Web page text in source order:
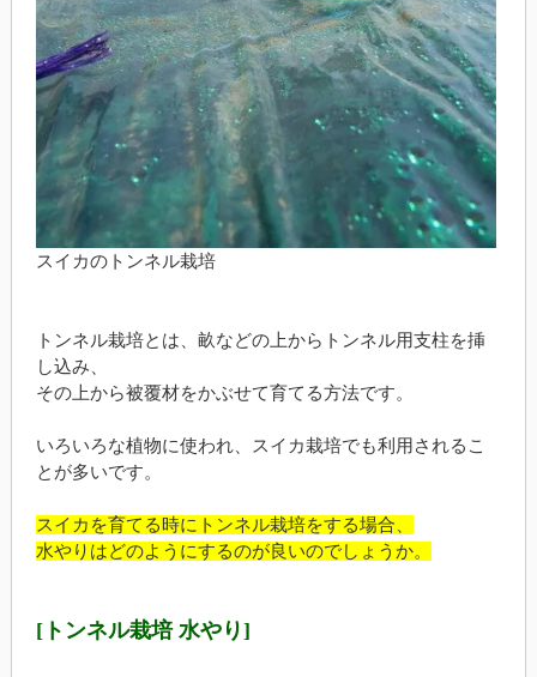
スイカのトンネル栽培
トンネル栽培とは、畝などの上からトンネル用支柱を挿
し込み、
その上から被覆材をかぶせて育てる方法です。
いろいろな植物に使われ、スイカ栽培でも利用されるこ
とが多いです。
スイカを育てる時にトンネル栽培をする場合、
水やりはどのようにするのが良いのでしょうか。
[トンネル栽培 水やり]